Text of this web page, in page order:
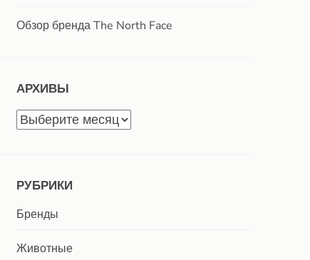
Обзор бренда The North Face
АРХИВЫ
Архивы
РУБРИКИ
Бренды
Животные